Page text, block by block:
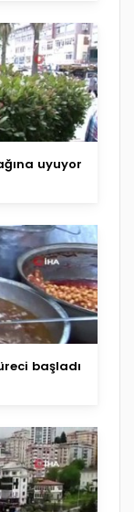
uyuyor
başladı